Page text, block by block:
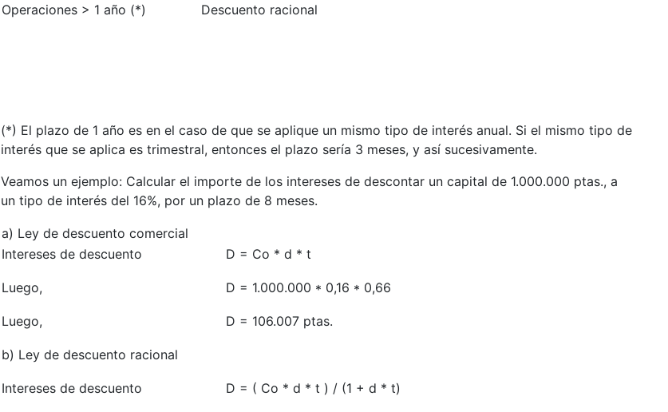
Operaciones > 1 año (*) Descuento racional
(*) El plazo de 1 año es en el caso de que se aplique un mismo tipo de interés anual. Si el mismo tipo de
interés que se aplica es trimestral, entonces el plazo sería 3 meses, y así sucesivamente.
Veamos un ejemplo: Calcular el importe de los intereses de descontar un capital de 1.000.000 ptas., a
un tipo de interés del 16%, por un plazo de 8 meses.
a) Ley de descuento comercial
Intereses de descuento
D = Co * d * t
Luego, D = 1.000.000 * 0,16 * 0,66
Luego, D = 106.007 ptas.
b) Ley de descuento racional
Intereses de descuento D = ( Co * d * t ) / (1 + d * t)